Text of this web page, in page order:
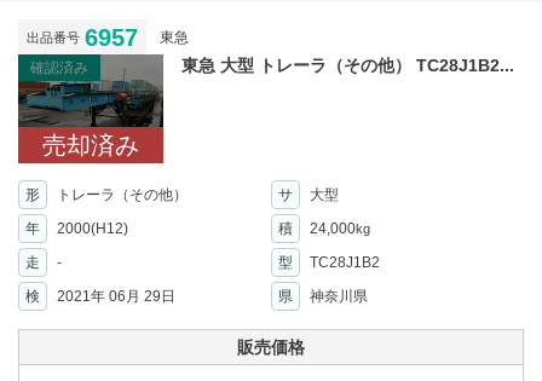
出品番号 6957
東急
確認済み
売却済み
東急 大型 トレーラ（その他） TC28J1B2...
形 トレーラ（その他） サ
大型
年
2000(H12) 積 24,000kg
走 - 型
TC28J1B2
検
2021年 06月 29日 県 神奈川県
販売価格